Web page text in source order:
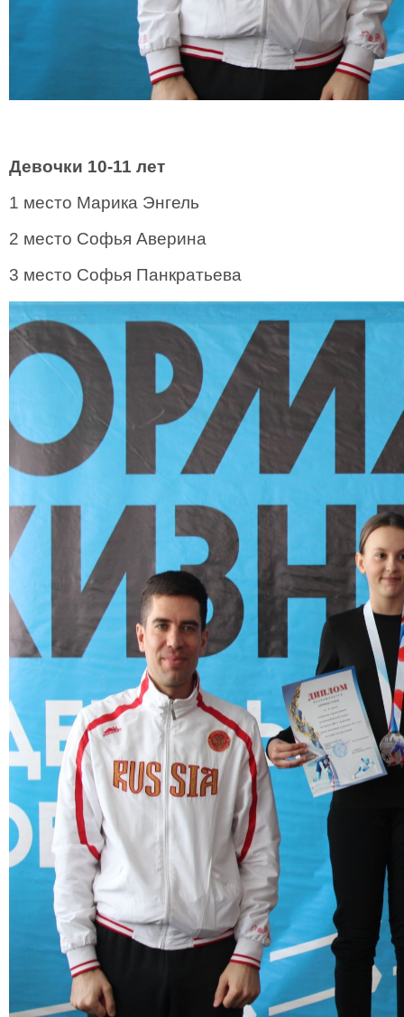
Девочки 10-11 лет
1 место Марика Энгель
2 место Софья Аверина
3 место Софья Панкратьева